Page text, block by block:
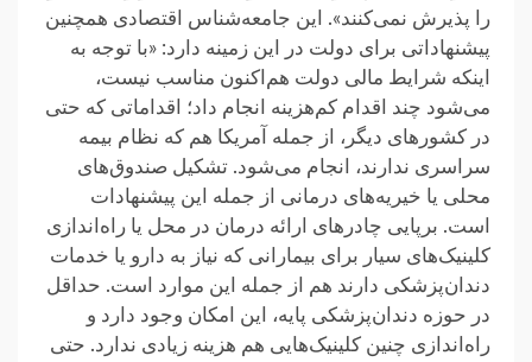
را پذیرش نمی‌کنند». این جامعه‌شناس اقتصادی همچنین
پیشنهاداتی برای دولت در این زمینه دارد: «با توجه به
اینکه شرایط مالی دولت هم‌اکنون مناسب نیست،
می‌شود چند اقدام کم‌هزینه انجام داد؛ اقداماتی که حتی
در کشورهای دیگر، از جمله آمریکا هم که نظام بیمه
سراسری ندارند، انجام می‌شود. تشکیل صندوق‌های
محلی یا خیریه‌های درمانی از جمله این پیشنهادات
است. برپایی چادرهای ارائه درمان در محل یا راه‌‌اندازی
کلینیک‌های سیار برای بیمارانی که نیاز به دارو یا خدمات
دندان‌پزشکی دارند هم از جمله این موارد است. حداقل
در حوزه دندان‌پزشکی پایه، این امکان وجود دارد و
راه‌اندازی چنین کلینیک‌هایی هم هزینه زیادی ندارد. حتی